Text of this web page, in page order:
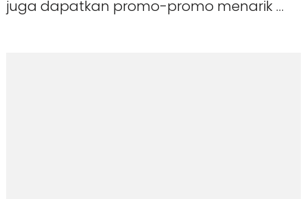
juga dapatkan promo-promo menarik …